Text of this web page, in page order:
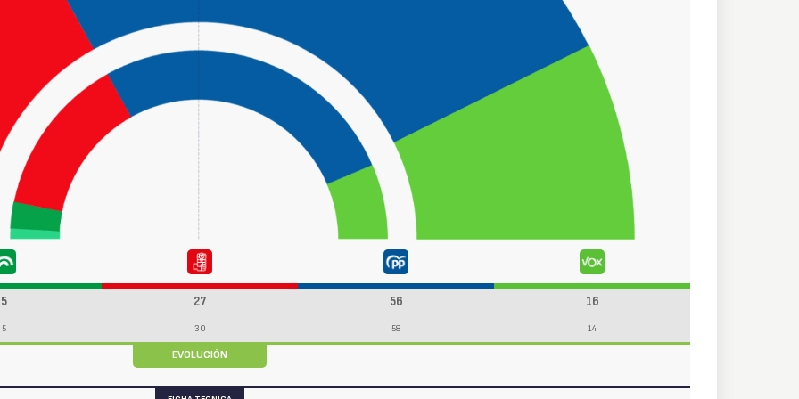
5 27 56 16
5 30 58 14
EVOLUCIÓN